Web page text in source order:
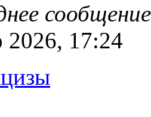
сообщение
2026, 17:24